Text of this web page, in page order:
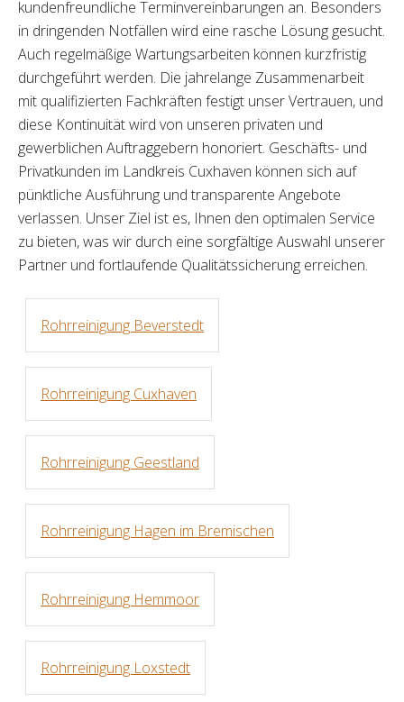
kundenfreundliche Terminvereinbarungen an. Besonders
in dringenden Notfällen wird eine rasche Lösung gesucht.
Auch regelmäßige Wartungsarbeiten können kurzfristig
durchgeführt werden. Die jahrelange Zusammenarbeit
mit qualifizierten Fachkräften festigt unser Vertrauen, und
diese Kontinuität wird von unseren privaten und
gewerblichen Auftraggebern honoriert. Geschäfts- und
Privatkunden im Landkreis Cuxhaven können sich auf
pünktliche Ausführung und transparente Angebote
verlassen. Unser Ziel ist es, Ihnen den optimalen Service
zu bieten, was wir durch eine sorgfältige Auswahl unserer
Partner und fortlaufende Qualitätssicherung erreichen.
Rohrreinigung Beverstedt
Rohrreinigung Cuxhaven
Rohrreinigung Geestland
Rohrreinigung Hagen im Bremischen
Rohrreinigung Hemmoor
Rohrreinigung Loxstedt